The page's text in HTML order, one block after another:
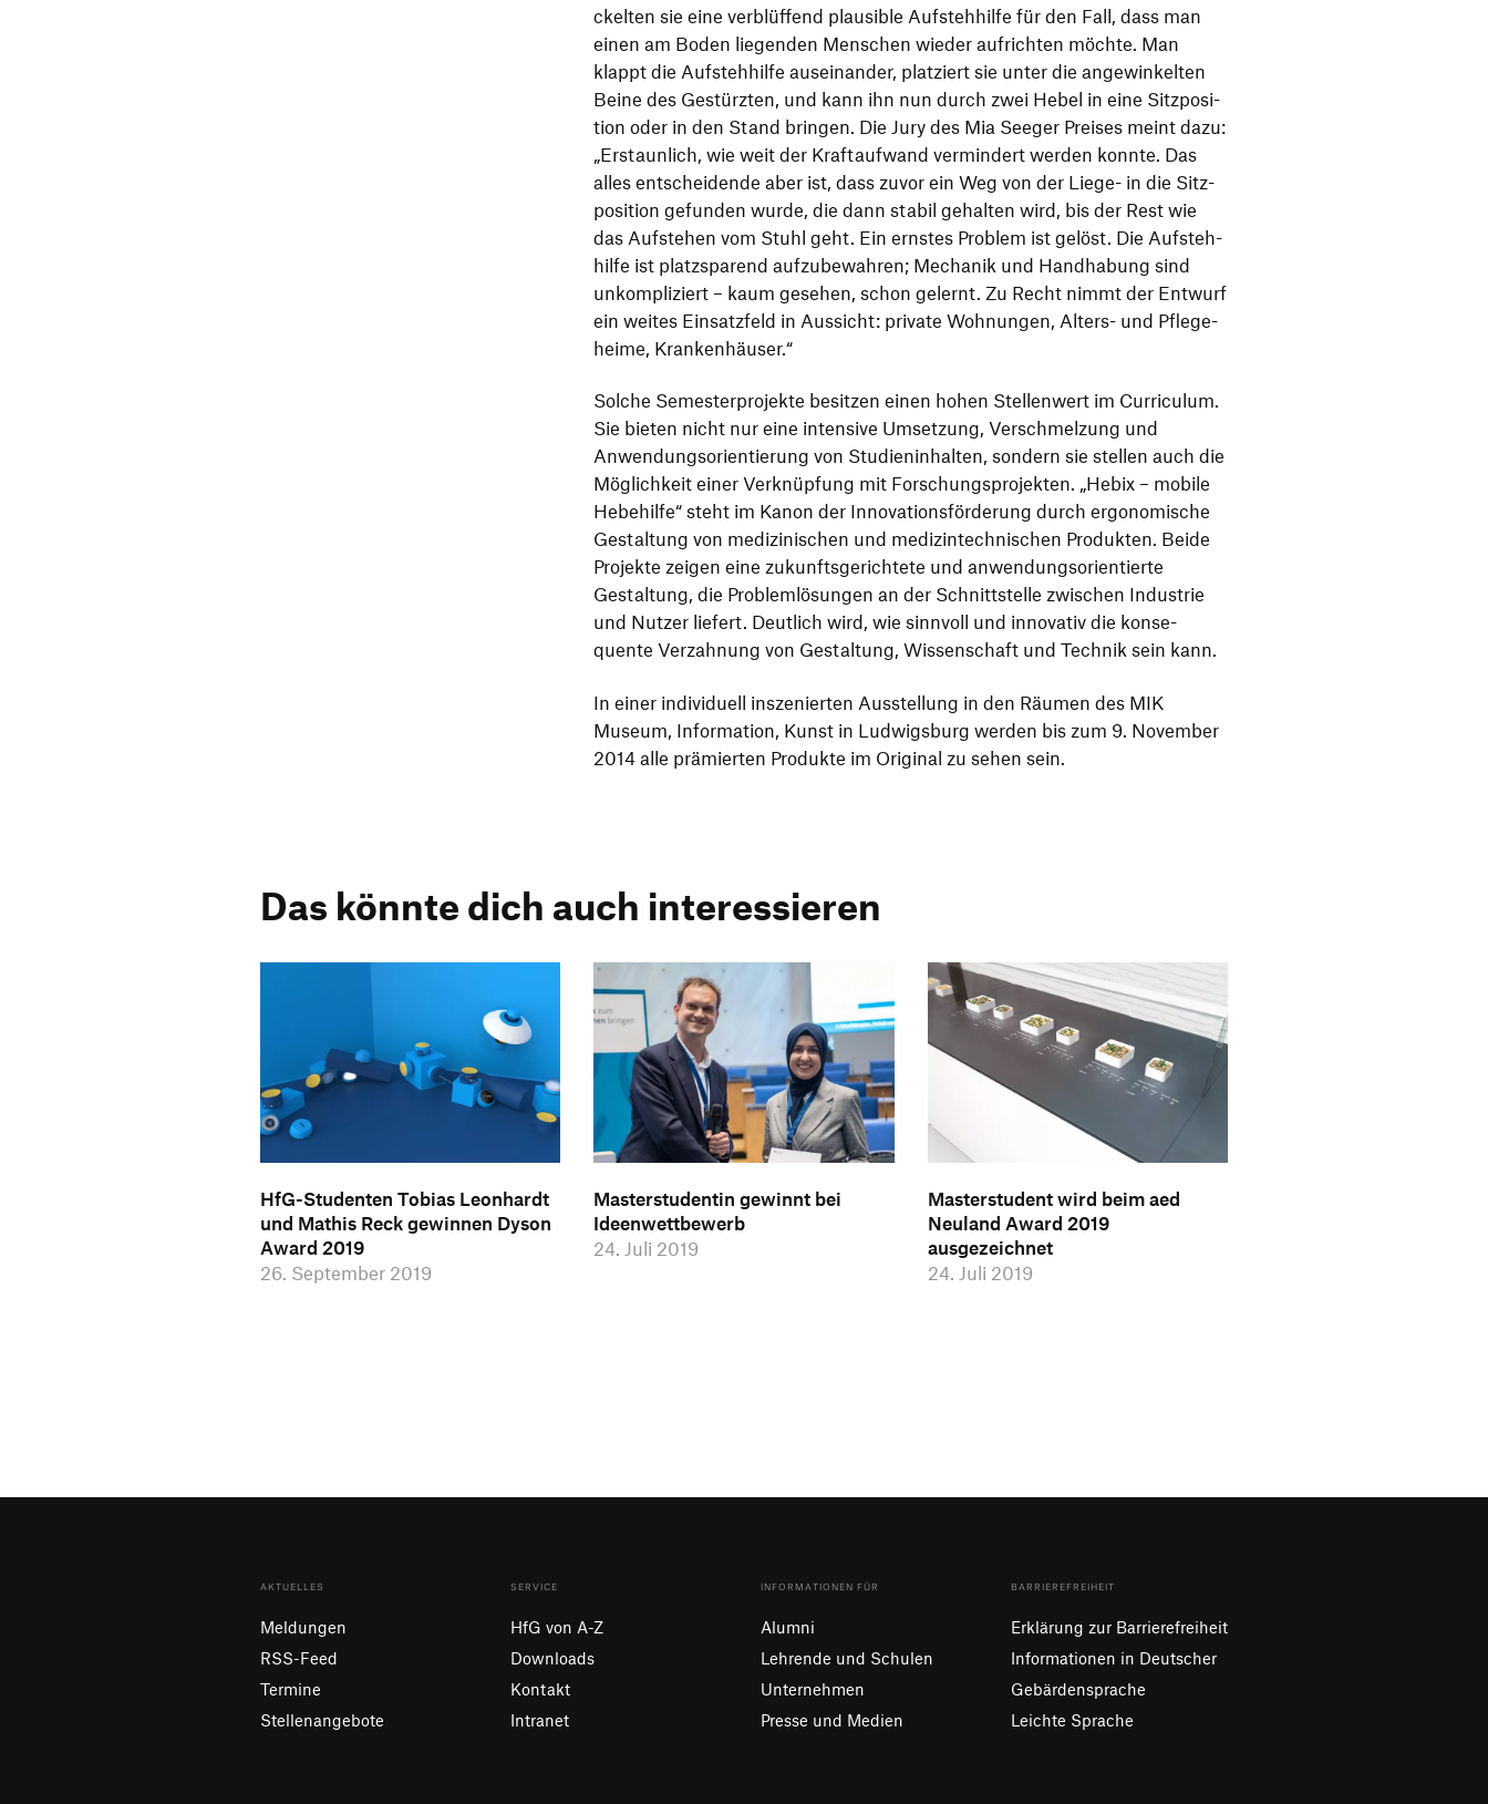
ckelten sie eine verblüf­fend plau­sible Aufsteh­hilfe für den Fall, dass man
einen am Boden liegenden Menschen wieder aufrichten möchte. Man
klappt die Aufsteh­hilfe ausein­ander, plat­ziert sie unter die ange­win­kelten
Beine des Gestürzten, und kann ihn nun durch zwei Hebel in eine Sitz­po­si­
tion oder in den Stand bringen. Die Jury des Mia Seeger Preises meint dazu:
Erstaun­lich, wie weit der Kraft­auf­wand vermin­dert werden konnte. Das
alles entschei­dende aber ist, dass zuvor ein Weg von der Liege- in die Sitz­
po­si­tion gefunden wurde, die dann stabil gehalten wird, bis der Rest wie
das Aufstehen vom Stuhl geht. Ein ernstes Problem ist gelöst. Die Aufsteh­
hilfe ist platz­spa­rend aufzu­be­wahren; Mechanik und Hand­ha­bung sind
unkom­pli­ziert – kaum gesehen, schon gelernt. Zu Recht nimmt der Entwurf
ein weites Einsatz­feld in Aussicht: private Wohnungen, Alters- und Pfle­ge­
heime, Krankenhäuser.“
Solche Semes­ter­pro­jekte besitzen einen hohen Stel­len­wert im Curri­culum.
Sie bieten nicht nur eine inten­sive Umset­zung, Verschmel­zung und
Anwen­dungs­ori­en­tie­rung von Studi­en­in­halten, sondern sie stellen auch die
Möglich­keit einer Verknüp­fung mit Forschungs­pro­jekten. „Hebix – mobile
Hebe­hilfe“ steht im Kanon der Inno­va­ti­ons­för­de­rung durch ergo­no­mi­sche
Gestal­tung von medi­zi­ni­schen und medi­zin­tech­ni­schen Produkten. Beide
Projekte zeigen eine zukunfts­ge­rich­tete und anwen­dungs­ori­en­tierte
Gestal­tung, die Problem­lö­sungen an der Schnitt­stelle zwischen Indus­trie
und Nutzer liefert. Deut­lich wird, wie sinn­voll und inno­vativ die konse­
quente Verzah­nung von Gestal­tung, Wissen­schaft und Technik sein kann.
In einer indi­vi­duell insze­nierten Ausstel­lung in den Räumen des MIK
Museum, Infor­ma­tion, Kunst in Ludwigs­burg werden bis zum 9. November
2014 alle prämierten Produkte im Original zu sehen sein.
Das könnte dich auch interessieren
HfG-Studenten Tobias Leonhardt
und Mathis Reck gewinnen Dyson
Award 2019
26. September 2019
Masterstudentin gewinnt bei
Ideenwettbewerb
24. Juli 2019
Masterstudent wird beim aed
Neuland Award 2019
ausgezeichnet
24. Juli 2019
AKTUELLES
Meldungen
RSS-Feed
Termine
Stellenangebote
SERVICE
HfG von A-Z
Downloads
Kontakt
Intranet
INFORMATIONEN FÜR
Alumni
Lehrende und Schulen
Unternehmen
Presse und Medien
BARRIEREFREIHEIT
Erklärung zur Barrierefreiheit
Informationen in Deutscher
Gebärdensprache
Leichte Sprache